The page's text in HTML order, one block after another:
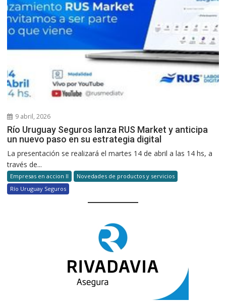
9 abril, 2026
Río Uruguay Seguros lanza RUS Market y anticipa
un nuevo paso en su estrategia digital
La presentación se realizará el martes 14 de abril a las 14 hs, a
través de...
Empresas en accion II
Novedades de productos y servicios
Río Uruguay Seguros